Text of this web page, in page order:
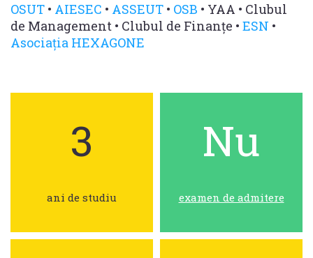
OSUT • AIESEC • ASSEUT • OSB • YAA • Clubul
de Management • Clubul de Finanțe • ESN •
Asociația HEXAGONE
3
ani de studiu
Nu
examen de admitere